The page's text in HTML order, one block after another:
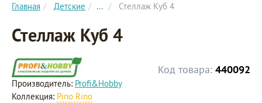
Главная Детские ... Стеллаж Куб 4
Стеллаж Куб 4
Код товара: 440092
Производитель: Profi&Hobby
Коллекция: Pino Rino